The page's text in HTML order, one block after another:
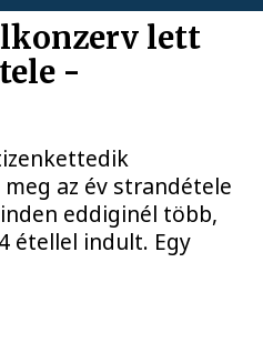
lett
-
az év strandétele
eddiginél több,
étellel indult. Egy